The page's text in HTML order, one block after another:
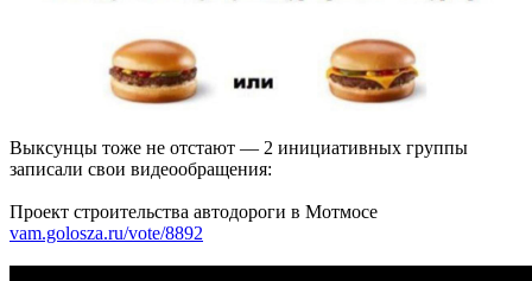
Выксунцы тоже не отстают — 2 инициативных группы
записали свои видеообращения:
Проект строительства автодороги в Мотмосе
vam.golosza.ru/vote/8892